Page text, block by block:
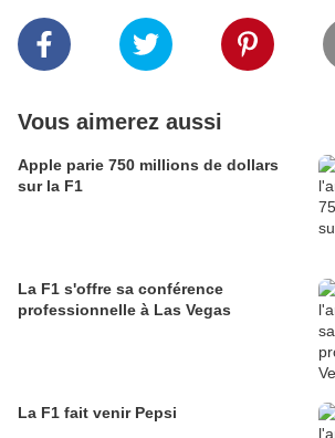
Vous aimerez aussi
Apple parie 750 millions de dollars
sur la F1
La F1 s'offre sa conférence
professionnelle à Las Vegas
La F1 fait venir Pepsi